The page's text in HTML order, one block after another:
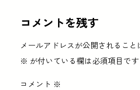
コメントを残す
メールアドレスが公開されること
※ が付いている欄は必須項目です
コメント ※